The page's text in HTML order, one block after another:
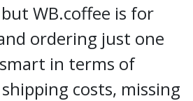
WB.coffee is for
ordering just one
in terms of
costs, missing